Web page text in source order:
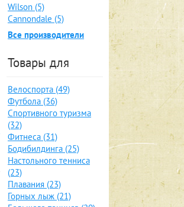
Wilson (5)
Cannondale (5)
Все производители
Товары для
Велоспорта (49)
Футбола (36)
Спортивного туризма
(32)
Фитнеса (31)
Бодибилдинга (25)
Настольного тенниса
(23)
Плавания (23)
Горных лыж (21)